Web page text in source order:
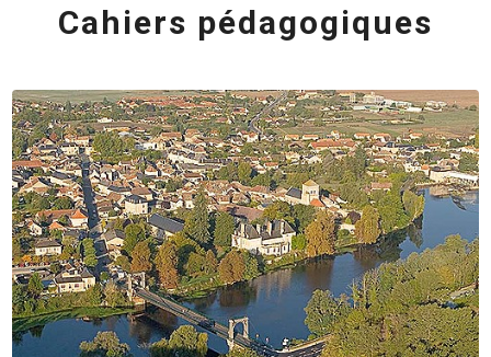
Cahiers pédagogiques